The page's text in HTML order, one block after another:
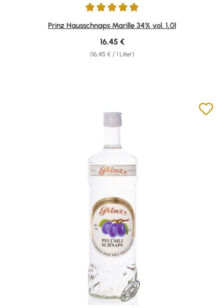
Durchschnittliche Bewertung von 4.92 von 5 Sternen
Prinz Hausschnaps Marille 34% vol. 1,0l
(16,45 € / 1 Liter)
Regulärer Preis:
16,45 €